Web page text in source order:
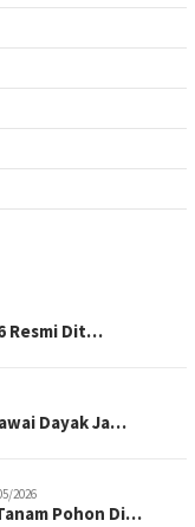
Resmi Dit…
Dayak Ja…
2026
Pohon Di…